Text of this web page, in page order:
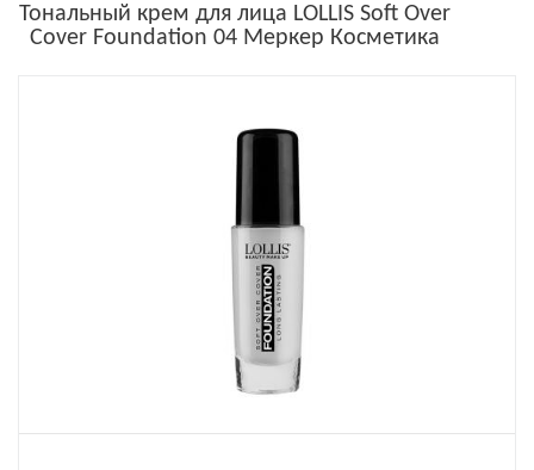
Тональный крем для лица LOLLIS Soft Over
Cover Foundation 04 Меркер Косметика